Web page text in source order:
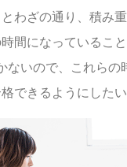
わざの通り、積み
間になっているこ
ないので、これらの
できるようにしたい